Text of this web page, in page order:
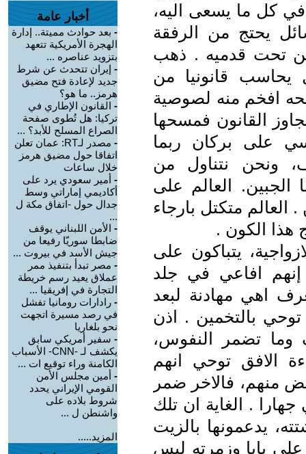
في كل ما يسعى اليه،
يحتج من الرفقة
من تحت قدميه . ذهب
يحاسب قانونيا من
افخم منه لصوصية
القانون فمسحها
على بركان ربما
ونحن نتناول من
الجبين. العالم على
متكتل بارجاء
هذا الكون .
يتباكون على
افاعي في جلد
اهي مهادنة لبعد
توحي بالتخمين . اذن
وما تضمر النفوس،
الافق توحي انهم
منهم، فالاخر ضمر
جهارا . الغاية ان تلك
يدعمونها بالزيت
بابا وزمرته ليس
أخبار عامة
- بعد حوادث مميتة.. إدارة
الهجرة الأمريكية تتعهد
بتزويد عناصره ...
- إيران تتحدث عن شرط
جديد لإعادة فتح مضيق
هرمز.. ما هو؟
- القانون الإطاري في
تركيا: هل تُطوى صفحة
الصراع المسلح للأبد؟ ...
-
مصدر لـRT: عمان تعلن
اتفاقا حول مضيق هرمز
خلال ساعات
- أمير سعودي يرد على
أكاديمي إماراتي وسط
جدال حول -اتفاق مكة ل
...
- الأمن اللبناني يوقف
ضابطا سوريّا رفيعا من
جيش الأسد في بيروت ...
- مصر تبدأ بتنفيذ ممر
عملاق يعيد رسم خريطة
التجارة في إفريقيا ...
- رادارات رومانيا تفشل
في رصد مسيرة اتجهت
نحو بلغاريا
- سفير أمريكي سابق
يكشف لـ -CNN- الأسباب
الكامنة وراء توقيع ات ...
- أمين مجلس الأمن
القومي الإيراني يحدد
شروط بلاده على
واشنطن ل ...
المزيد.....